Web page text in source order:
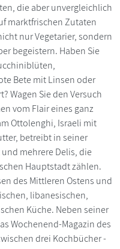
die aber unvergleichlich
marktfrischen Zutaten
nur Vegetarier, sondern
begeistern. Haben Sie
Bete mit Linsen oder
Wagen Sie den Versuch
vom Flair eines ganz
Ottolenghi, Israeli mit
betreibt in seiner
mehrere Delis, die
Hauptstadt zählen.
des Mittleren Ostens und
libanesischen,
Küche. Neben seiner
Wochenend-Magazin des
drei Kochbücher -